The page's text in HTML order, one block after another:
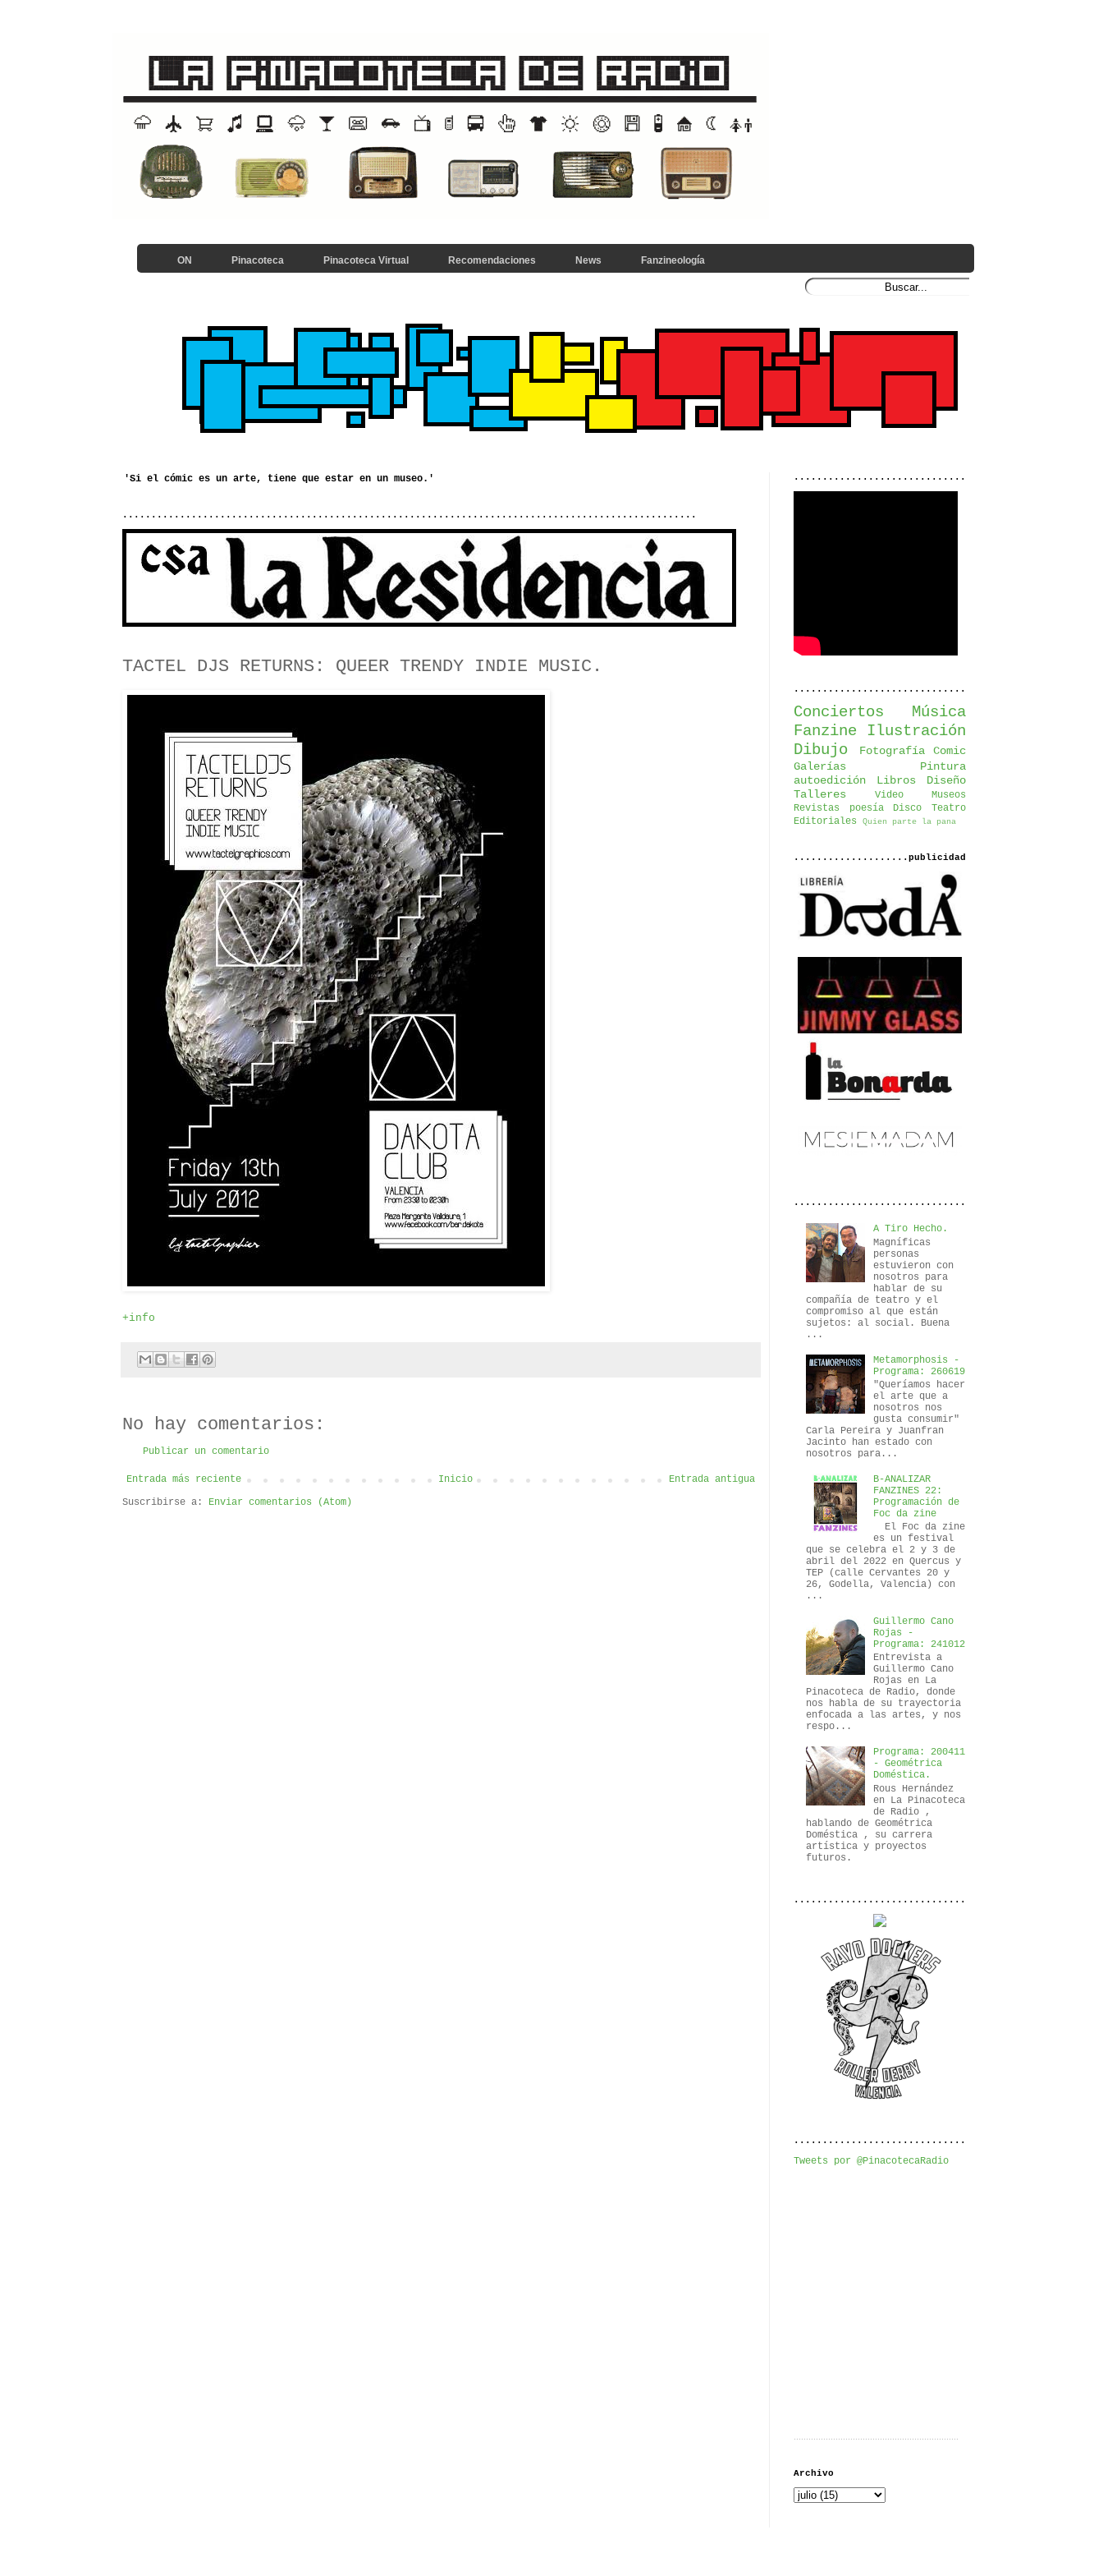
ON Pinacoteca Pinacoteca Virtual Recomendaciones News Fanzineología
....................................................................................................
TACTEL DJS RETURNS: QUEER TRENDY INDIE MUSIC.
+info
No hay comentarios:
Publicar un comentario
Entrada más reciente Entrada antigua
Inicio
Suscribirse a: Enviar comentarios (Atom)
..............................
..............................
Conciertos
Música
Fanzine
Ilustración
Dibujo
Fotografía
Comic
Galerías
Pintura
autoedición
Libros
Diseño
Talleres
Video
Museos
Revistas
poesía Disco
Teatro
Editoriales
Quien parte la pana
....................publicidad
..............................
A Tiro Hecho.
Magníficas
personas
estuvieron con
nosotros para
hablar de su
compañía de teatro y el
compromiso al que están
sujetos: al social. Buena
...
Metamorphosis -
Programa: 260619
"Queríamos hacer
el arte que a
nosotros nos
gusta consumir"
Carla Pereira y Juanfran
Jacinto han estado con
nosotros para...
B-ANALIZAR
FANZINES 22:
Programación de
Foc da zine
El Foc da zine
es un festival
que se celebra el 2 y 3 de
abril del 2022 en Quercus y
TEP (calle Cervantes 20 y
26, Godella, Valencia) con
...
Guillermo Cano
Rojas -
Programa: 241012
Entrevista a
Guillermo Cano
Rojas en La
Pinacoteca de Radio, donde
nos habla de su trayectoria
enfocada a las artes, y nos
respo...
Programa: 200411
- Geométrica
Doméstica.
Rous Hernández
en La Pinacoteca
de Radio ,
hablando de Geométrica
Doméstica , su carrera
artística y proyectos
futuros.
..............................
..............................
Tweets por @PinacotecaRadio
Archivo